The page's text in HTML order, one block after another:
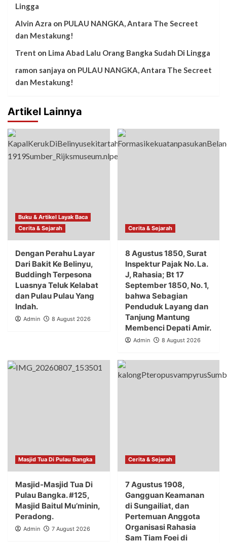
Lingga
Alvin Azra on PULAU NANGKA, Antara The Secreet
dan Mestakung!
Trent on Lima Abad Lalu Orang Bangka Sudah Di Lingga
ramon sanjaya on PULAU NANGKA, Antara The Secreet
dan Mestakung!
Artikel Lainnya
Buku & Artikel Layak Baca
Cerita & Sejarah
Dengan Perahu Layar
Dari Bakit Ke Belinyu,
Buddingh Terpesona
Luasnya Teluk Kelabat
dan Pulau Pulau Yang
Indah.
Admin 8 August 2026
Cerita & Sejarah
8 Agustus 1850, Surat
Inspektur Pajak No. La.
J, Rahasia; Bt 17
September 1850, No. 1,
bahwa Sebagian
Penduduk Layang dan
Tanjung Mantung
Membenci Depati Amir.
Admin 8 August 2026
Masjid Tua Di Pulau Bangka
Masjid-Masjid Tua Di
Pulau Bangka. #125,
Masjid Baitul Mu’minin,
Peradong.
Admin 7 August 2026
Cerita & Sejarah
7 Agustus 1908,
Gangguan Keamanan
di Sungailiat, dan
Pertemuan Anggota
Organisasi Rahasia
Sam Tiam Foei di